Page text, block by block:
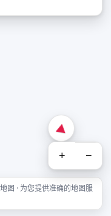
+ −
图 · 为您提供准确的地图服